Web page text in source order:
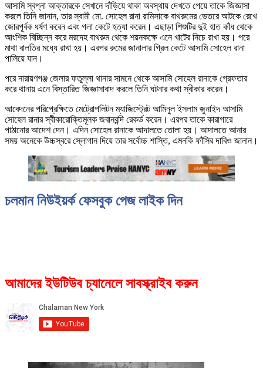
আসামি স্বপ্না আক্তারকে সেখানে দাঁড়িয়ে থাকা অবস্থায় দেখতে পেয়ে তাকে জিজ্ঞাসা
করলে তিনি জানান, তার স্বামী মো. সোহেল রানা রামিসাকে বাথরুমের ভেতরে আটকে রেখে
জোরপূর্বক ধর্ষণ করেন এবং গলা কেটে হত্যা করেন। এছাড়া শিশুটির দুই হাত কাঁধ থেকে
আংশিক বিচ্ছিন্ন করে মরদেহ বাথরুম থেকে শয়নকক্ষে এনে খাটের নিচে রাখা হয়। পরে
মাথা বালতির মধ্যে রাখা হয়। এরপর রুমের জানালার গ্রিল কেটে আসামি সোহেল রানা
পালিয়ে যান।
পরে নারায়ণগঞ্জ জেলার ফতুল্লা থানার সামনে থেকে আসামি সোহেল রানাকে গ্রেফতার
করে থানায় এনে বিস্তারিত জিজ্ঞাসাবাদ করলে তিনি ঘটনার কথা স্বীকার করেন।
আবেদনের পরিপ্রেক্ষিতে মেট্রোপলিটন ম্যাজিস্ট্রেট আমিনুল ইসলাম জুনাইদ আসামি
সোহেল রানার স্বীকারোক্তিমূলক জবানবন্দি রেকর্ড করেন। এরপর তাকে কারাগারে
পাঠানোর আদেশ দেন। এদিন সোহেল রানাকে আদালতে তোলা হয়। আদালতে আনার
সময় অনেকে উচ্চস্বরে স্লোগান দিয়ে তার সর্বোচ্চ শাস্তি, এমনকি ফাঁসির দাবিও জানান।
চলমান নিউইয়র্ক ফেসবুক পেজ লাইক দিন
আমাদের ইউটিউব চ্যানেলে সাবস্ক্রাইব করুন